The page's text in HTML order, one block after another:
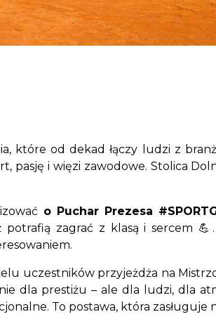
które od dekad łączy ludzi z
i więzi zawodowe. Stolica
o Puchar Prezesa
zagrać z klasą i sercem 💪.
uczestników przyjeżdża na
dla prestiżu – ale dla ludzi, dla
To postawa, która zasługuje